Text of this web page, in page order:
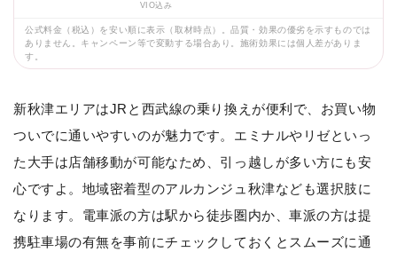
VIO込み
公式料金（税込）を安い順に表示（取材時点）。品質・効果の優劣を示すものでは
ありません。キャンペーン等で変動する場合あり。施術効果には個人差がありま
す。
新秋津エリアはJRと西武線の乗り換えが便利で、お買い物
ついでに通いやすいのが魅力です。エミナルやリゼといっ
た大手は店舗移動が可能なため、引っ越しが多い方にも安
心ですよ。地域密着型のアルカンジュ秋津なども選択肢に
なります。電車派の方は駅から徒歩圏内か、車派の方は提
携駐車場の有無を事前にチェックしておくとスムーズに通